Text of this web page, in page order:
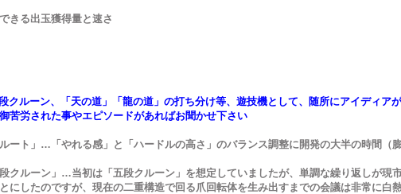
きる出玉獲得量と速さ
クルーン、「天の道」「龍の道」の打ち分け等、遊技機として、随所にアイディア
苦労された事やエピソードがあればお聞かせ下さい
ルート」…「やれる感」と「ハードルの高さ」のバランス調整に開発の大半の時間（
段クルーン」…当初は「五段クルーン」を想定していましたが、単調な繰り返しが現
にしたのですが、現在の二重構造で回る爪回転体を生み出すまでの会議は非常に白